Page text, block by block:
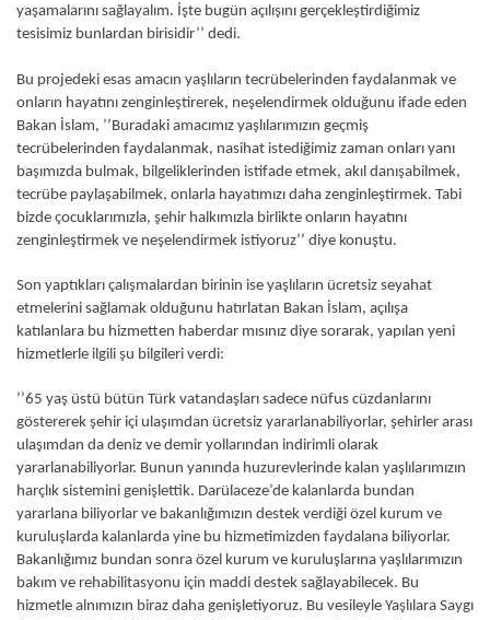
yaşamalarını sağlayalım. İşte bugün açılışını gerçekleştirdiğimiz
tesisimiz bunlardan birisidir’’ dedi.
Bu projedeki esas amacın yaşlıların tecrübelerinden faydalanmak ve
onların hayatını zenginleştirerek, neşelendirmek olduğunu ifade eden
Bakan İslam, ’’Buradaki amacımız yaşlılarımızın geçmiş
tecrübelerinden faydalanmak, nasihat istediğimiz zaman onları yanı
başımızda bulmak, bilgeliklerinden istifade etmek, akıl danışabilmek,
tecrübe paylaşabilmek, onlarla hayatımızı daha zenginleştirmek. Tabi
bizde çocuklarımızla, şehir halkımızla birlikte onların hayatını
zenginleştirmek ve neşelendirmek istiyoruz’’ diye konuştu.
Son yaptıkları çalışmalardan birinin ise yaşlıların ücretsiz seyahat
etmelerini sağlamak olduğunu hatırlatan Bakan İslam, açılışa
katılanlara bu hizmetten haberdar mısınız diye sorarak, yapılan yeni
hizmetlerle ilgili şu bilgileri verdi:
’’65 yaş üstü bütün Türk vatandaşları sadece nüfus cüzdanlarını
göstererek şehir içi ulaşımdan ücretsiz yararlanabiliyorlar, şehirler arası
ulaşımdan da deniz ve demir yollarından indirimli olarak
yararlanabiliyorlar. Bunun yanında huzurevlerinde kalan yaşlılarımızın
harçlık sistemini genişlettik. Darülaceze’de kalanlarda bundan
yararlana biliyorlar ve bakanlığımızın destek verdiği özel kurum ve
kuruluşlarda kalanlarda yine bu hizmetimizden faydalana biliyorlar.
Bakanlığımız bundan sonra özel kurum ve kuruluşlarına yaşlılarımızın
bakım ve rehabilitasyonu için maddi destek sağlayabilecek. Bu
hizmetle alnımızın biraz daha genişletiyoruz. Bu vesileyle Yaşlılara Saygı